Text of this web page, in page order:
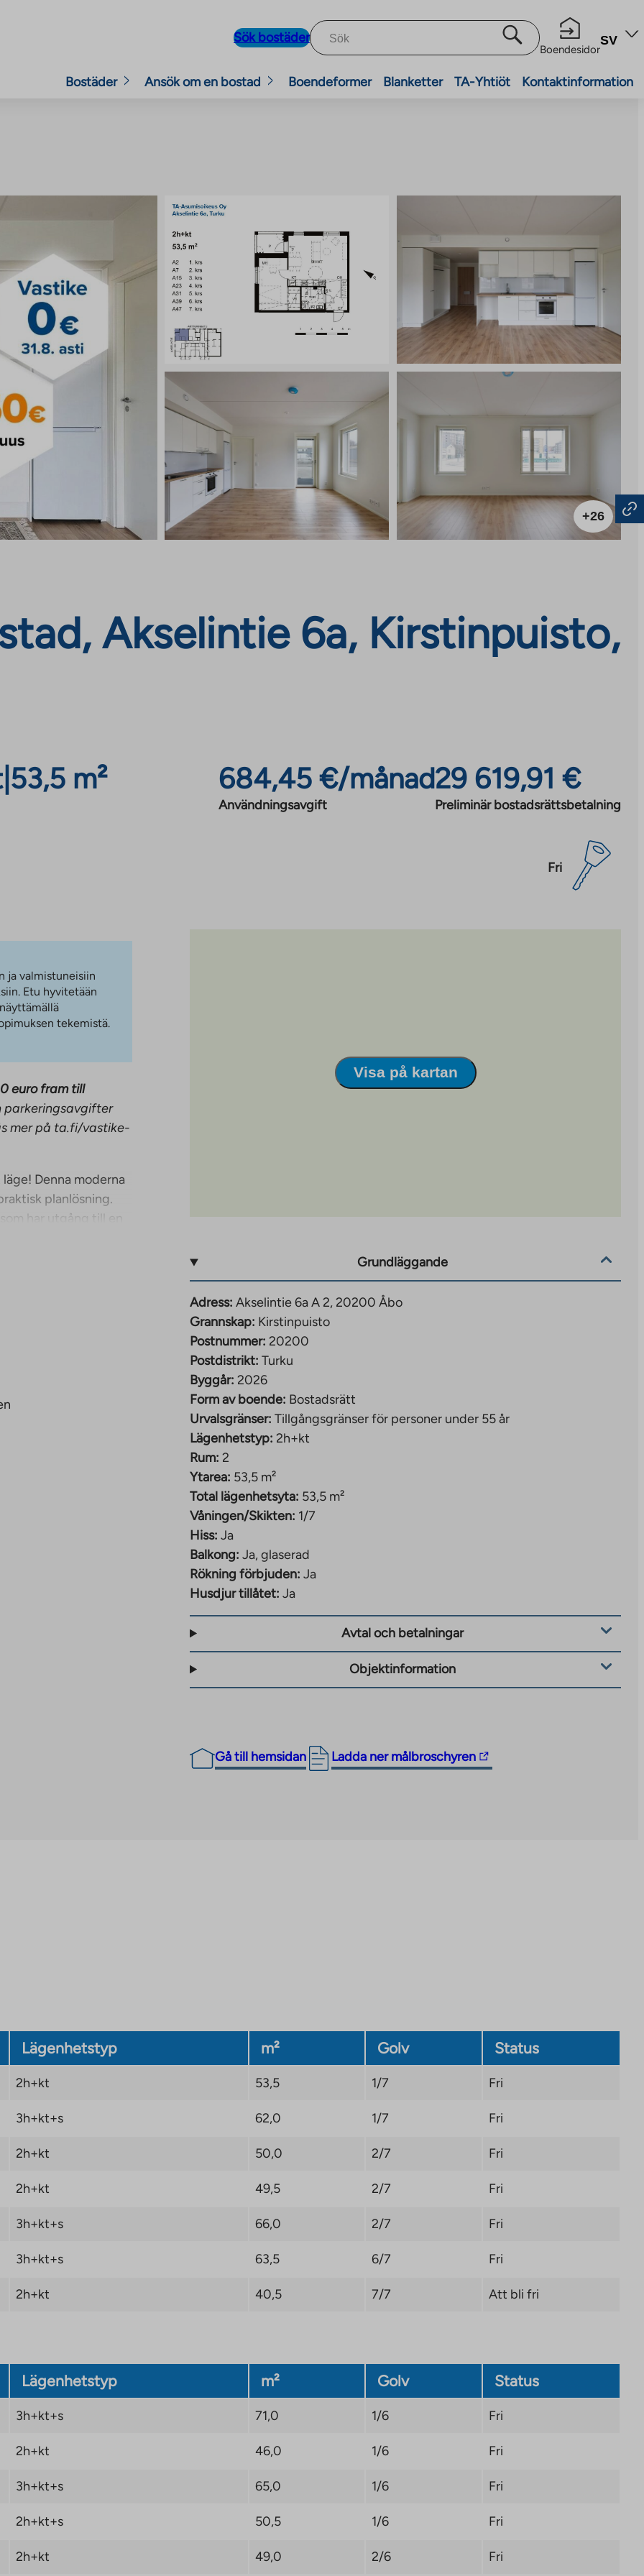
Sök bostäder
Boendesidor
SV
Bostäder Ansök om en bostad Boendeformer Blanketter TA-Yhtiöt Kontaktinformation
+26
Akselintie 6a, Kirstinpuisto,
| 53,5 m² 684,45 €/månad
Användningsavgift
29 619,91 €
Preliminär bostadsrättsbetalning
Fri
ja valmistuneisiin
Etu hyvitetään
tekemistä.
euro fram till
parkeringsavgifter
mer på ta.fi/vastike-
Denna moderna
planlösning.
har utgång till en
kök är utrustat med
lägenhetstyp och
tillgängliga från
kommer
cirka 4 500
i en grön miljö,
lokala tjänster.
på
Oyj. Grön
och mätbara
tomten, och
en mängd olika
även ett daghem, ett
salutorg ligger
så du kan till
eftersom det finns
stadsliv i en
öka
cirka 1,5 %.
faktureras till de
Varke bekräftar nya
Visa på kartan
Grundläggande
Adress: Akselintie 6a A 2, 20200 Åbo
Grannskap: Kirstinpuisto
Postnummer: 20200
Postdistrikt: Turku
Byggår: 2026
Form av boende: Bostadsrätt
Urvalsgränser: Tillgångsgränser för personer under 55 år
Lägenhetstyp: 2h+kt
Rum: 2
Ytarea: 53,5 m²
Total lägenhetsyta: 53,5 m²
Våningen/Skikten: 1/7
Hiss: Ja
Balkong: Ja, glaserad
Rökning förbjuden: Ja
Husdjur tillåtet: Ja
Avtal och betalningar
Objektinformation
Gå till hemsidan Ladda ner målbroschyren
The
link
Lägenhetstyp m² Golv Status
2h+kt 53,5 1/7 Fri
3h+kt+s 62,0 1/7 Fri
2h+kt 50,0 2/7 Fri
2h+kt 49,5 2/7 Fri
3h+kt+s 66,0 2/7 Fri
3h+kt+s 63,5 6/7 Fri
2h+kt 40,5 7/7 Att bli fri
Lägenhetstyp m² Golv Status
3h+kt+s 71,0 1/6 Fri
2h+kt 46,0 1/6 Fri
3h+kt+s 65,0 1/6 Fri
2h+kt+s 50,5 1/6 Fri
2h+kt 49,0 2/6 Fri